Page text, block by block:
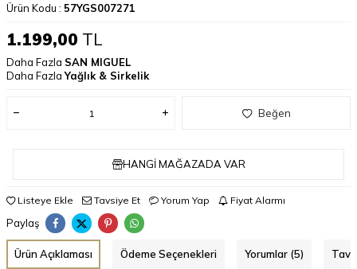
Ürün Kodu : 57YGS007271
1.199,00 TL
Daha Fazla SAN MIGUEL
Daha FazlaYağlık & Sirkelik
Beğen
HANGI MAĞAZADA VAR
Listeye Ekle Tavsiye Et Yorum Yap Fiyat Alarmı
Paylaş
Ürün Açıklaması Ödeme Seçenekleri Yorumlar (5)